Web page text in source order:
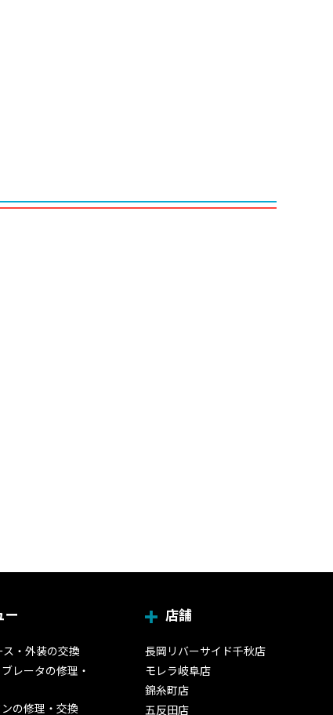
ー
・外装の交換
レータの修理・
の修理・交換
店舗
長岡リバーサイド千秋店
モレラ岐阜店
錦糸町店
五反田店